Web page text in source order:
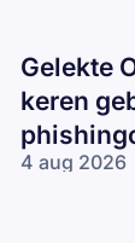
Gelekte
keren
4 aug 2026